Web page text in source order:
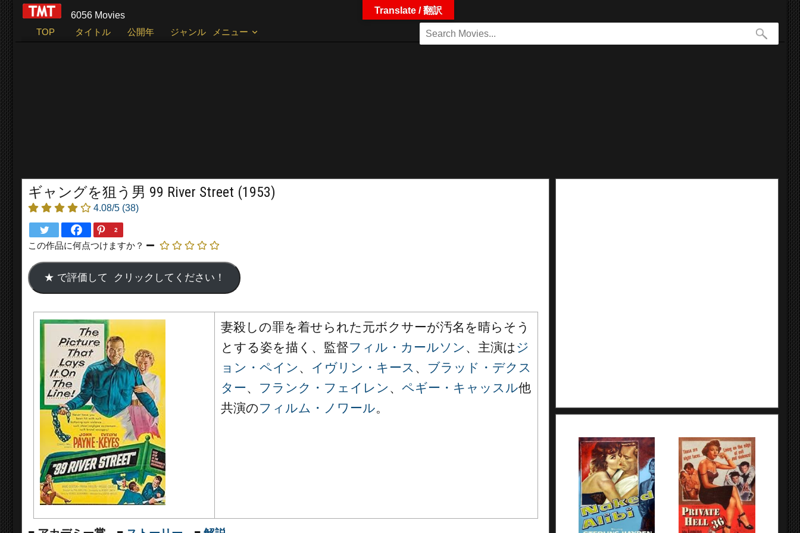
6056 Movies
TOP
タイトル 公開年 ジャンル メニュー
ギャングを狙う男 99 River Street (1953)
4.08/5 (38)
2
この作品に何点つけますか？
妻殺しの罪を着せられた元ボクサーが汚名を晴らそう
とする姿を描く、監督フィル・カールソン 、主演はジ
ョン・ペイン 、 イヴリン・キース 、 ブラッド・デクス
ター、 フランク・フェイレン 、 ペギー・キャッスル他
共演のフィルム・ノワール。
Translate / 翻訳